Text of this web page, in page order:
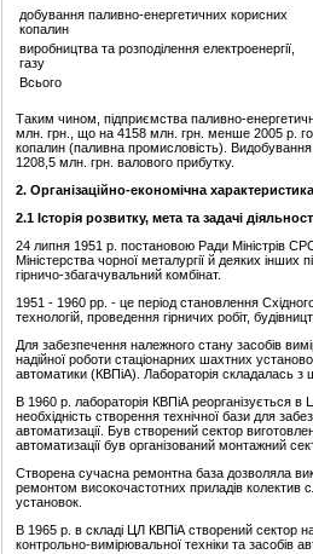
добування паливно-енергетичних корисних
копалин
виробництва та розподілення електроенергії,
газу
Всього
Таким чином, підприємства паливно-
млн. грн., що на 4158 млн. грн. менше 2005 р.
копалин (паливна промисловість). Видобування
1208,5 млн. грн. валового прибутку.
2. Організаційно-економічна
2.1 Історія розвитку, мета та задачі
24 липня 1951 р. постановою Ради Міністрів
Міністерства чорної металургії й деяких
гірничо-збагачувальний комбінат.
1951 - 1960 рр. - це період становлення
технологій, проведення гірничих робіт,
Для забезпечення належного стану засобів
надійної роботи стаціонарних шахтних
автоматики (КВПіА). Лабораторія складалась з
В 1960 р. лабораторія КВПіА реорганізується
необхідність створення технічної бази для
автоматизації. Був створений сектор
автоматизації був організований монтажний
Створена сучасна ремонтна база дозволяла
ремонтом високочастотних приладів колектив
установок.
В 1965 р. в складі ЦЛ КВПіА створений сектор
контрольно-вимірювальної техніки та засобів